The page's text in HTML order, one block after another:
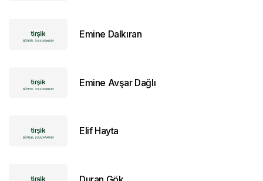
Emine Dalkıran
Emine Avşar Dağlı
Elif Hayta